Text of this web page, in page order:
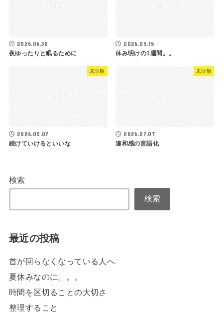
2026.06.30
夜ゆったりと眠るために
2026.05.15
休み明けの1週間。。
未分類
2026.05.07
続けていけるといいな
未分類
2026.07.07
違和感の言語化
検索
検索
最近の投稿
首が回らなくなっている人へ
夏休みなのに。。。
時間を区切ることの大切さ
整理すること